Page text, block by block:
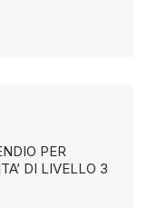
PER
DI LIVELLO 3